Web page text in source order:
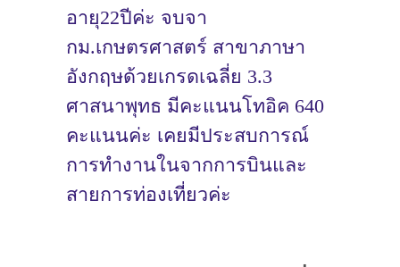
อายุ22ปีค่ะ จบจา
กม.เกษตรศาสตร์ สาขาภาษา
อังกฤษด้วยเกรดเฉลี่ย 3.3
ศาสนาพุทธ มีคะแนนโทอิค 640
คะแนนค่ะ เคยมีประสบการณ์
การทำงานในจากการบินและ
สายการท่องเที่ยวค่ะ